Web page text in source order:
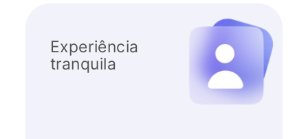
Experiência
tranquila